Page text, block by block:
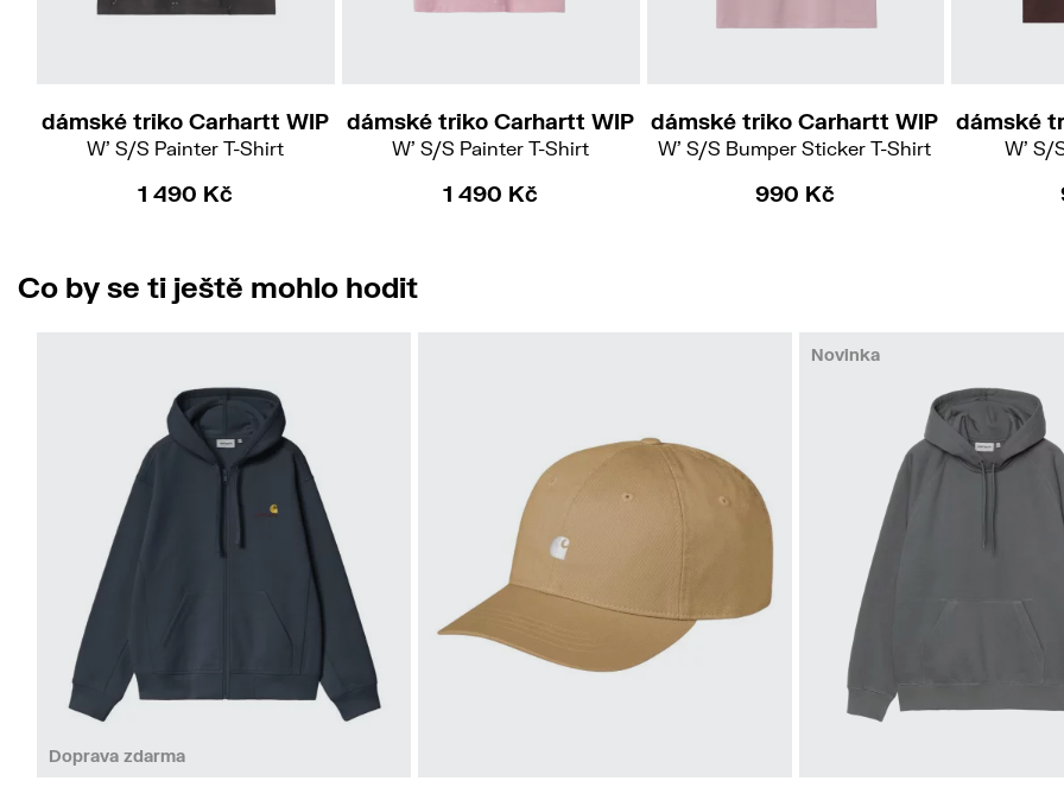
dámské triko Carhartt WIP
W' S/S Painter T-Shirt
1 490 Kč
dámské triko Carhartt WIP
W' S/S Painter T-Shirt
1 490 Kč
dámské triko Carhartt WIP
W' S/S Bumper Sticker T-Shirt
990 Kč
dámské
W' S/
Co by se ti ještě mohlo hodit
Doprava zdarma
Novinka